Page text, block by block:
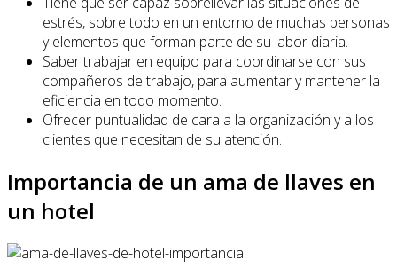
estrés, sobre todo en un entorno de muchas personas
y elementos que forman parte de su labor diaria.
Saber trabajar en equipo para coordinarse con sus
compañeros de trabajo, para aumentar y mantener la
eficiencia en todo momento.
Ofrecer puntualidad de cara a la organización y a los
clientes que necesitan de su atención.
Importancia de un ama de llaves en
un hotel